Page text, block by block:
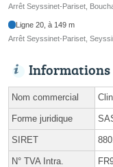
Arrêt Seyssinet-Pariset,
Ligne 20, à 149 m
Arrêt Seyssinet-Pariset,
Informations
Nom commercial
Forme juridique
SIRET
N° TVA Intra.